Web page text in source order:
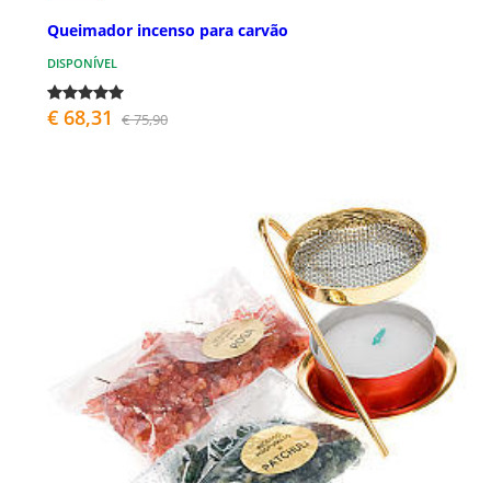
Queimador incenso para carvão
DISPONÍVEL
€ 68,31 € 75,90